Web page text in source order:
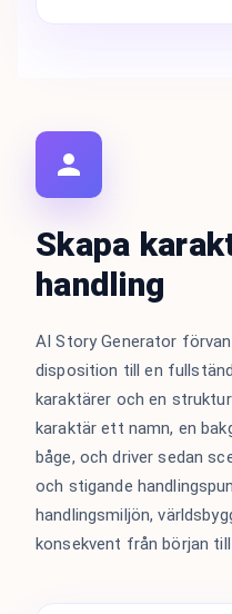
Skapa
handling
AI Story Generator
disposition till en
karaktärer och en
karaktär ett namn, en
båge, och driver sedan
och stigande
handlingsmiljön,
konsekvent från början